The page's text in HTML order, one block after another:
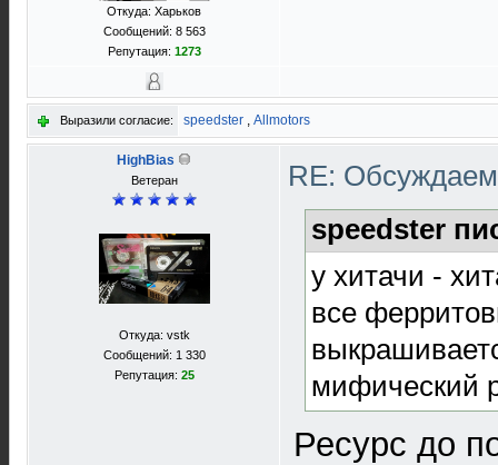
Откуда: Харьков
Сообщений: 8 563
Репутация: 1273
Выразили согласие: speedster , Allmotors
HighBias
Ветеран
Откуда: vstk
Сообщений: 1 330
Репутация: 25
RE:
speedster
у хитачи -
все
мифический
Ресурс до